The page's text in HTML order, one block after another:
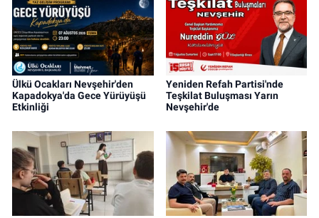
Ülkü Ocakları Nevşehir'den
Kapadokya'da Gece Yürüyüşü
Etkinliği
Yeniden Refah Partisi'nde
Teşkilat Buluşması Yarın
Nevşehir'de